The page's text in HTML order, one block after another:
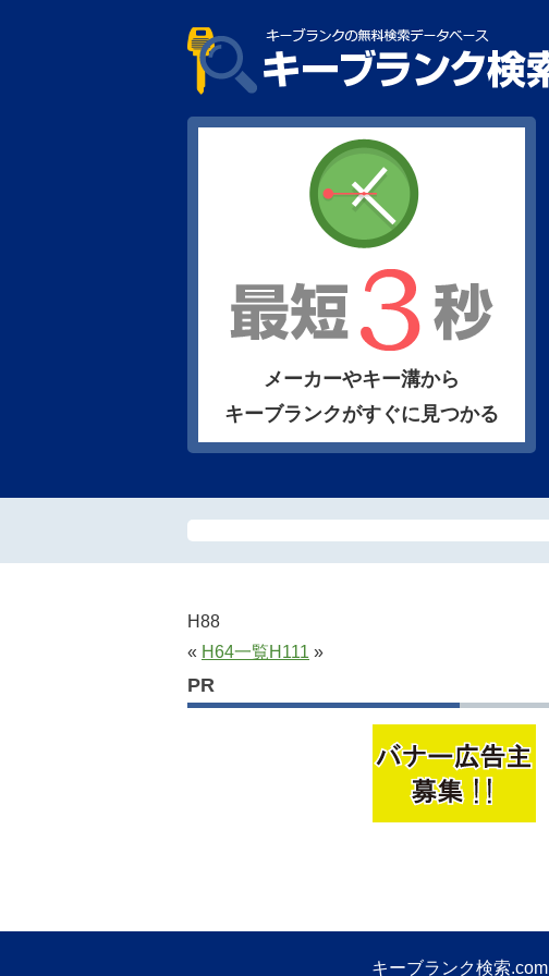
メーカーやキー溝から
キーブランクがすぐに見つかる
H88
« H64一覧H111 »
PR
キーブランク検索.com